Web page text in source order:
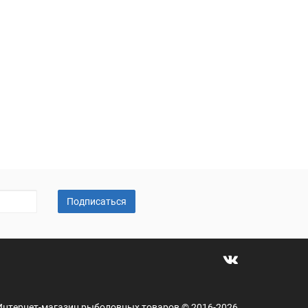
Подписаться